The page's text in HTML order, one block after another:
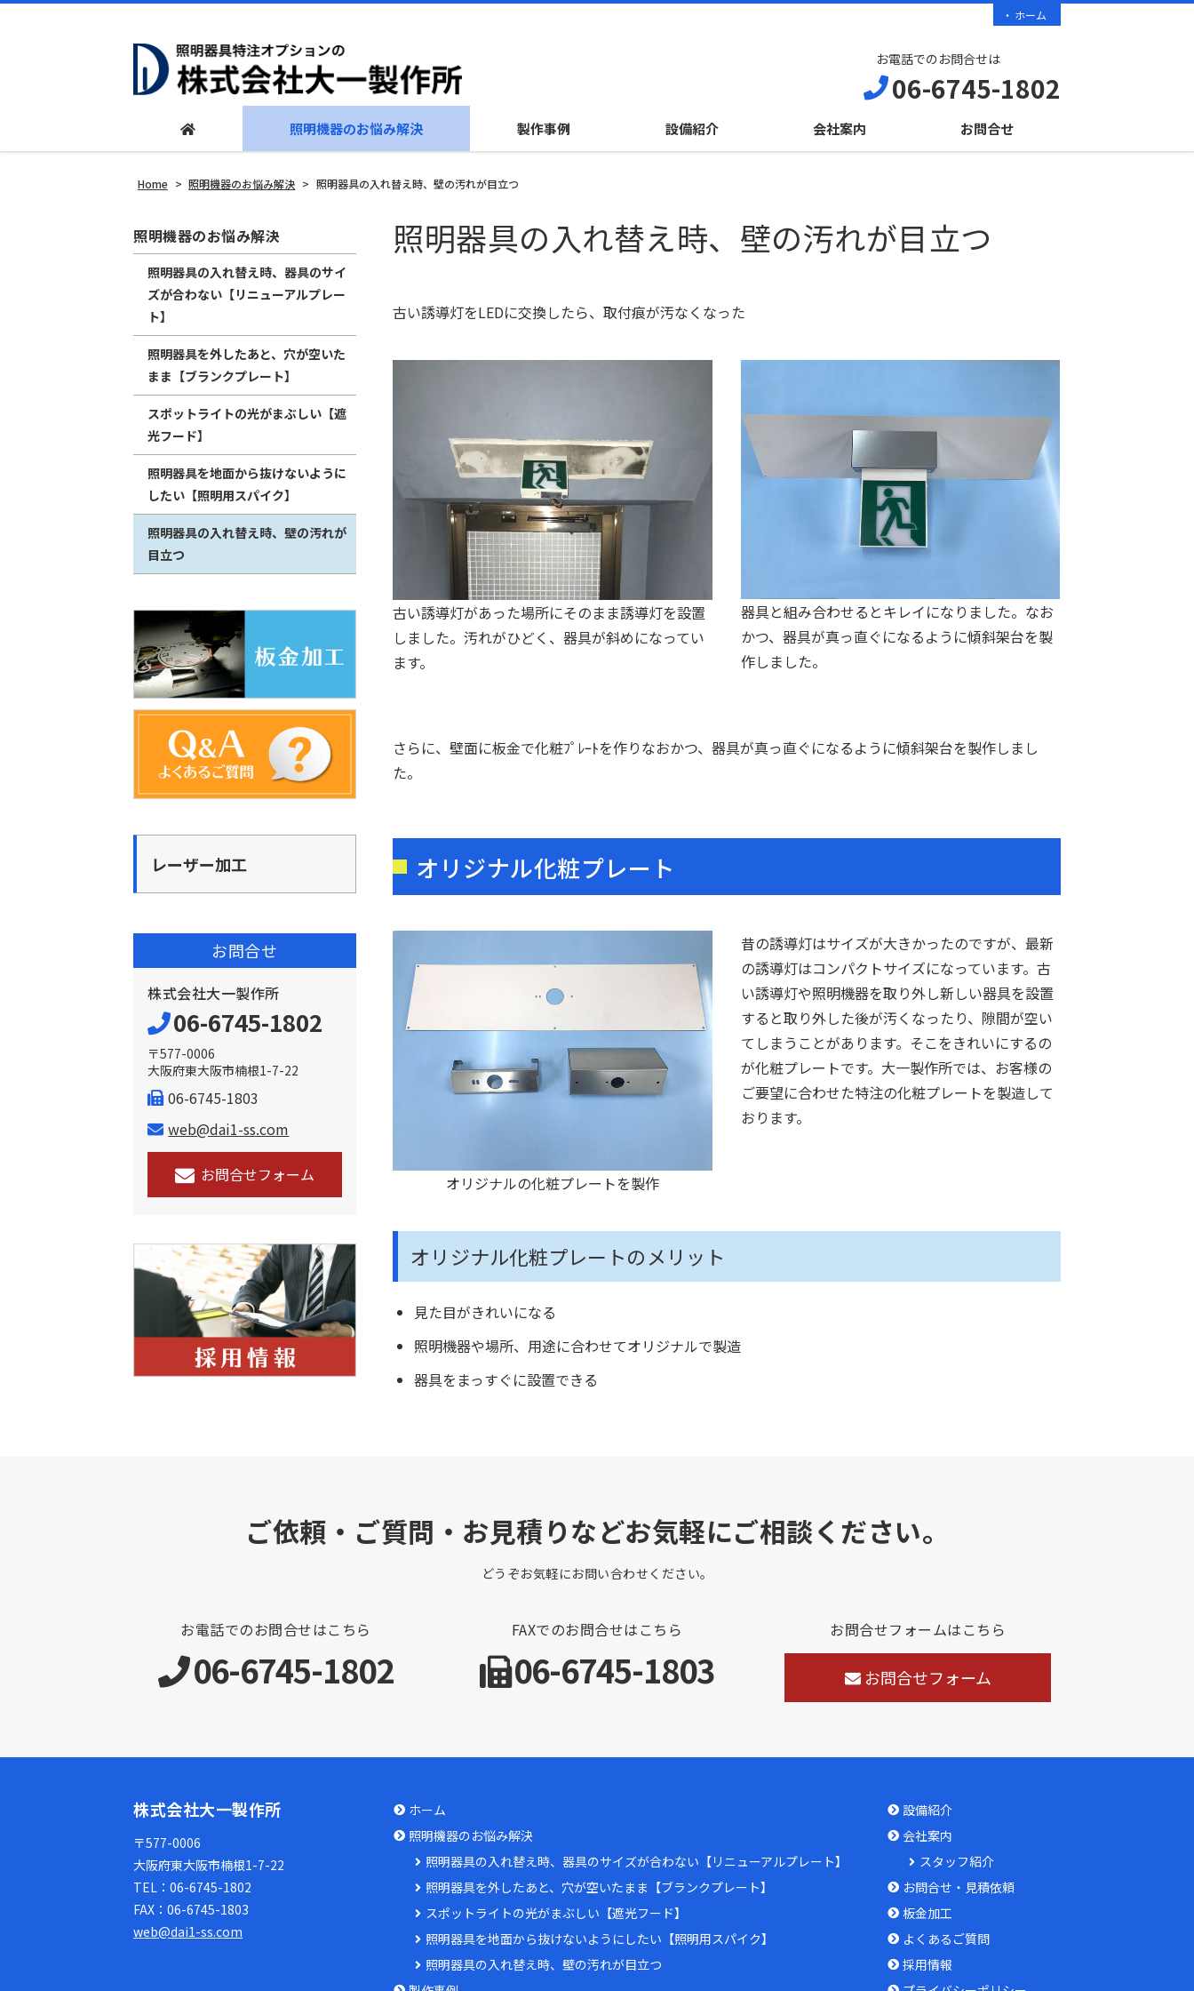
ホーム
お電話でのお問合せは
06-6745-1802
照明機器のお悩み解決 製作事例 設備紹介 会社案内 お問合せ
Home > 照明機器のお悩み解決 > 照明器具の入れ替え時、壁の汚れが目立つ
照明器具の入れ替え時、壁の汚れが目立つ
古い誘導灯をLEDに交換したら、取付痕が汚なくなった
古い誘導灯があった場所にそのまま誘導灯を設置
しました。汚れがひどく、器具が斜めになってい
ます。
器具と組み合わせるとキレイになりました。なお
かつ、器具が真っ直ぐになるように傾斜架台を製
作しました。
さらに、壁面に板金で化粧ﾌﾟﾚｰﾄを作りなおかつ、器具が真っ直ぐになるように傾斜架台を製作しまし
た。
オリジナル化粧プレート
オリジナルの化粧プレートを製作
昔の誘導灯はサイズが大きかったのですが、最新
の誘導灯はコンパクトサイズになっています。古
い誘導灯や照明機器を取り外し新しい器具を設置
すると取り外した後が汚くなったり、隙間が空い
てしまうことがあります。そこをきれいにするの
が化粧プレートです。大一製作所では、お客様の
ご要望に合わせた特注の化粧プレートを製造して
おります。
オリジナル化粧プレートのメリット
見た目がきれいになる
照明機器や場所、用途に合わせてオリジナルで製造
器具をまっすぐに設置できる
照明機器のお悩み解決
照明器具の入れ替え時、器具のサイ
ズが合わない【リニューアルプレー
ト】
照明器具を外したあと、穴が空いた
まま【ブランクプレート】
スポットライトの光がまぶしい【遮
光フード】
照明器具を地面から抜けないように
したい【照明用スパイク】
照明器具の入れ替え時、壁の汚れが
目立つ
レーザー加工
お問合せ
株式会社大一製作所
06-6745-1802
〒577-0006
大阪府東大阪市楠根1-7-22
06-6745-1803
web@dai1-ss.com
お問合せフォーム
ご依頼・ご質問・お見積りなどお気軽にご相談ください。
どうぞお気軽にお問い合わせください。
お電話でのお問合せはこちら
06-6745-1802
FAXでのお問合せはこちら
06-6745-1803
お問合せフォームはこちら
お問合せフォーム
株式会社大一製作所
〒577-0006
大阪府東大阪市楠根1-7-22
TEL： 06-6745-1802
FAX： 06-6745-1803
web@dai1-ss.com
ホーム
照明機器のお悩み解決
照明器具の入れ替え時、器具のサイズが合わない【リニューアルプレート】
照明器具を外したあと、穴が空いたまま【ブランクプレート】
スポットライトの光がまぶしい【遮光フード】
照明器具を地面から抜けないようにしたい【照明用スパイク】
照明器具の入れ替え時、壁の汚れが目立つ
設備紹介
会社案内
スタッフ紹介
お問合せ・見積依頼
板金加工
よくあるご質問
採用情報